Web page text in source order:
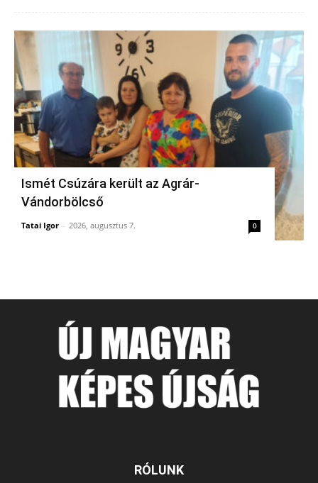
Ismét Csúzára került az Agrár-
Vándorbölcső
Tatai Igor - 2026, augusztus 7. 0
RÓLUNK